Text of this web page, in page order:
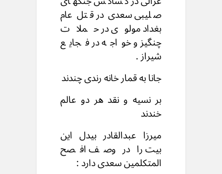
صلیبی سعدی در قتل عام
بغداد مولوی در حملات
چنگیز و خواجه در فجایع
شیراز .
جانا به قمار خانه رندی چندند
بر نسیه و نقد هر دو عالم
خندند
میرزا عبدالقادر بیدل این
بیت را در وصف افصح
المتکلمین سعدی دارد :